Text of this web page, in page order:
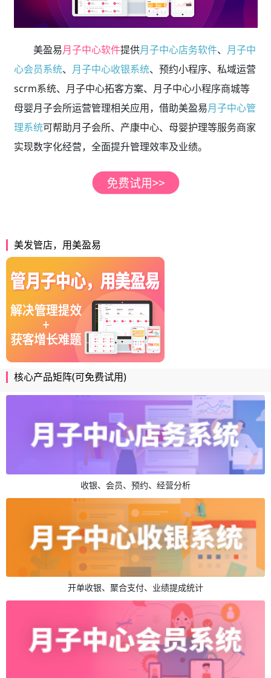
美盈易月子中心软件提供月子中心店务软件、 月子中
心会员系统、 月子中心收银系统、预约小程序、私域运营
scrm系统、月子中心拓客方案、月子中心小程序商城等
母婴月子会所运营管理相关应用，借助美盈易月子中心管
理系统可帮助月子会所、产康中心、母婴护理等服务商家
实现数字化经营，全面提升管理效率及业绩。
美发管店，用美盈易
核心产品矩阵(可免费试用)
收银、会员、预约、经营分析
开单收银、聚合支付、业绩提成统计